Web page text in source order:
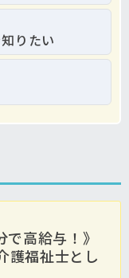
りたい
で高給与！》
護福祉士とし